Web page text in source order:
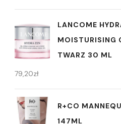
LANCOME
MOISTURISING
TWARZ 30 ML
79,20zł
R+CO
147ML